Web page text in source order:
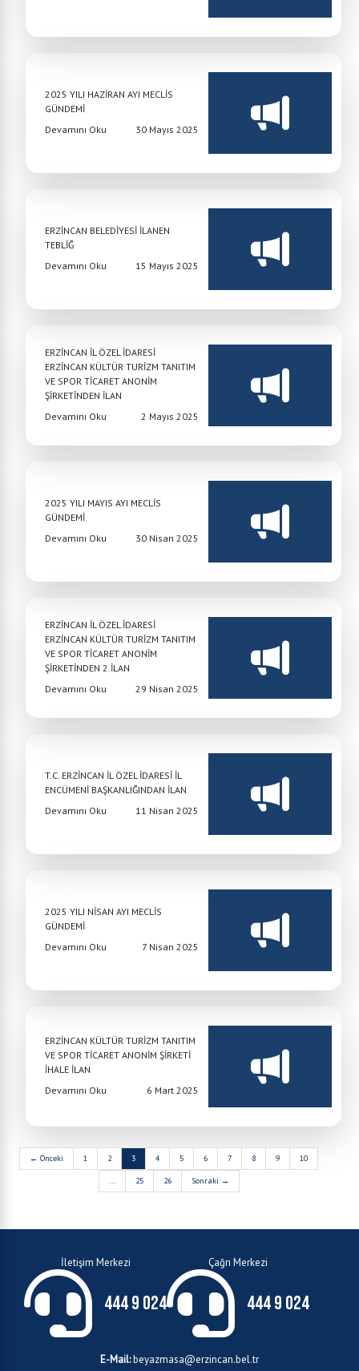
2025 YILI HAZİRAN AYI MECLİS
GÜNDEMİ
Devamını Oku
30 Mayıs 2025
ERZİNCAN BELEDİYESİ İLANEN
TEBLİĞ
Devamını Oku
15 Mayıs 2025
ERZİNCAN İL ÖZEL İDARESİ
ERZİNCAN KÜLTÜR TURİZM TANITIM
VE SPOR TİCARET ANONİM
ŞİRKETİNDEN İLAN
Devamını Oku
2 Mayıs 2025
2025 YILI MAYIS AYI MECLİS
GÜNDEMİ
Devamını Oku
30 Nisan 2025
ERZİNCAN İL ÖZEL İDARESİ
ERZİNCAN KÜLTÜR TURİZM TANITIM
VE SPOR TİCARET ANONİM
ŞİRKETİNDEN 2.İLAN
Devamını Oku
29 Nisan 2025
T.C. ERZİNCAN İL ÖZEL İDARESİ İL
ENCÜMENİ BAŞKANLIĞINDAN İLAN
Devamını Oku
11 Nisan 2025
2025 YILI NİSAN AYI MECLİS
GÜNDEMİ
Devamını Oku
7 Nisan 2025
ERZİNCAN KÜLTÜR TURİZM TANITIM
VE SPOR TİCARET ANONİM ŞİRKETİ
İHALE İLAN
Devamını Oku
6 Mart 2025
← Önceki 1 2 3 4 5 6 7 8 9 10
... 25 26 Sonraki →
İletişim Merkezi
444 9 024
Çağrı Merkezi
444 9 024
E-Mail:beyazmasa@erzincan.bel.tr